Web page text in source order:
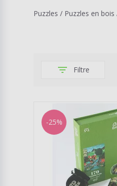
Puzzles / Puzzles en bois
filter_list Filtre
-25%